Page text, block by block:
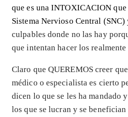
que es una INTOXICACION que
Sistema Nervioso Central (SNC)
culpables donde no las hay
que intentan hacer los realmente
Claro que QUEREMOS creer
médico o especialista es cierto
dicen lo que se les ha mandado
los que se lucran y se benefician